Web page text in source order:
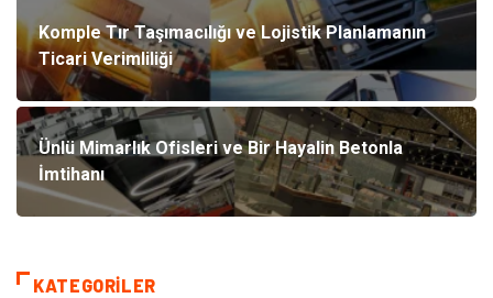
Komple Tır Taşımacılığı ve Lojistik Planlamanın
Ticari Verimliliği
Ünlü Mimarlık Ofisleri ve Bir Hayalin Betonla
İmtihanı
KATEGORILER